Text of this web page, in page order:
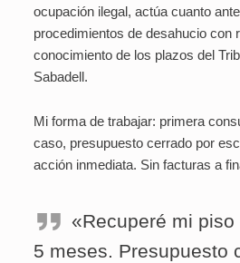
ocupación ilegal, actúa cuanto
procedimientos de desahucio con
conocimiento de los plazos del
Sabadell.
Mi forma de trabajar: primera
caso, presupuesto cerrado por
acción inmediata. Sin facturas a
«Recuperé mi
5 meses. Presupuesto